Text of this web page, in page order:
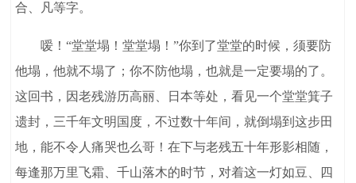
合、凡等字。
嗳！“堂堂塌！堂堂塌！”你到了堂堂的时候，须要防
他塌，他就不塌了；你不防他塌，也就是一定要塌的了。
这回书，因老残游历高丽、日本等处，看见一个堂堂箕子
遗封，三千年文明国度，不过数十年间，就倒塌到这步田
地，能不令人痛哭也么哥！在下与老残五十年形影相随，
每逢那万里飞霜、千山落木的时节，对着这一灯如豆、四